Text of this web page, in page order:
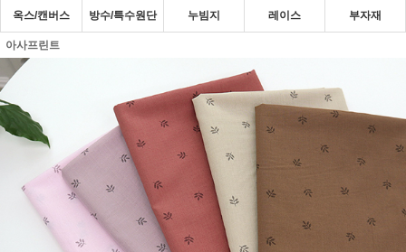
옥스/캔버스 방수/특수원단 누빔지 레이스 부자재
아사프린트